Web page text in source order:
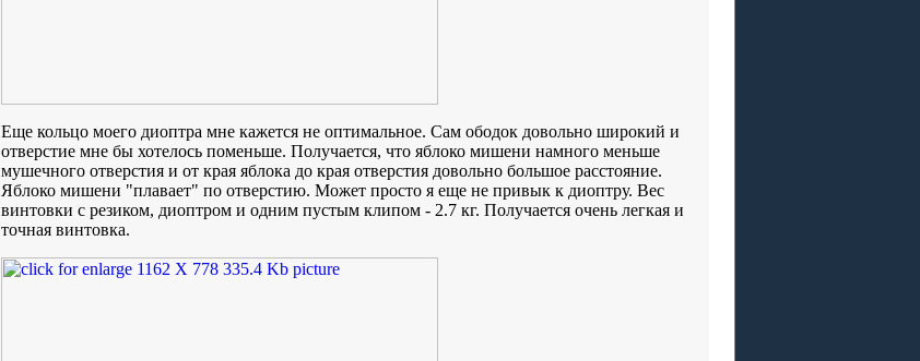
Еще кольцо моего диоптра мне кажется не оптимальное. Сам ободок довольно широкий и
отверстие мне бы хотелось поменьше. Получается, что яблоко мишени намного меньше
мушечного отверстия и от края яблока до края отверстия довольно большое расстояние.
Яблоко мишени "плавает" по отверстию. Может просто я еще не привык к диоптру. Вес
винтовки с резиком, диоптром и одним пустым клипом - 2.7 кг. Получается очень легкая и
точная винтовка.